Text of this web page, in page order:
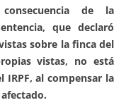
de la
que declaró
sobre la finca del
vistas, no está
al compensar la